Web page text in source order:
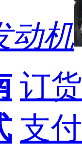
动机
订
支